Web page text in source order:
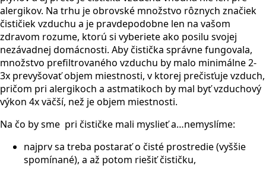
alergikov. Na trhu je obrovské množstvo rôznych značiek
čističiek vzduchu a je pravdepodobne len na vašom
zdravom rozume, ktorú si vyberiete ako posilu svojej
nezávadnej domácnosti. Aby čistička správne fungovala,
množstvo prefiltrovaného vzduchu by malo minimálne 2-
3x prevyšovať objem miestnosti, v ktorej prečisťuje vzduch,
pričom pri alergikoch a astmatikoch by mal byť vzduchový
výkon 4x väčší, než je objem miestnosti.
Na čo by sme pri čističke mali myslieť a…nemyslíme:
najprv sa treba postarať o čisté prostredie (vyššie
spomínané), a až potom riešiť čističku,